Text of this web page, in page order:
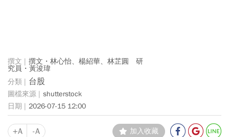
撰文・林心怡、楊紹華、林芷圓 研
究員・黃浚瑋
台股
shutterstock
2026-07-15 12:00
+A -A 加入收藏